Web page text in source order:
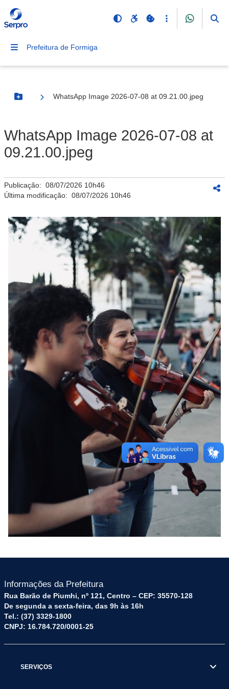
Prefeitura de Formiga
Botão Menu
WhatsApp Image 2026-07-08 at 09.21.00.jpeg
WhatsApp Image 2026-07-08 at
09.21.00.jpeg
Publicação: 08/07/2026 10h46
Última modificação: 08/07/2026 10h46
Informações da Prefeitura
Rua Barão de Piumhi, nº 121, Centro – CEP: 35570-128
De segunda a sexta-feira, das 9h às 16h
Tel.: (37) 3329-1800
CNPJ: 16.784.720/0001-25
SERVIÇOS